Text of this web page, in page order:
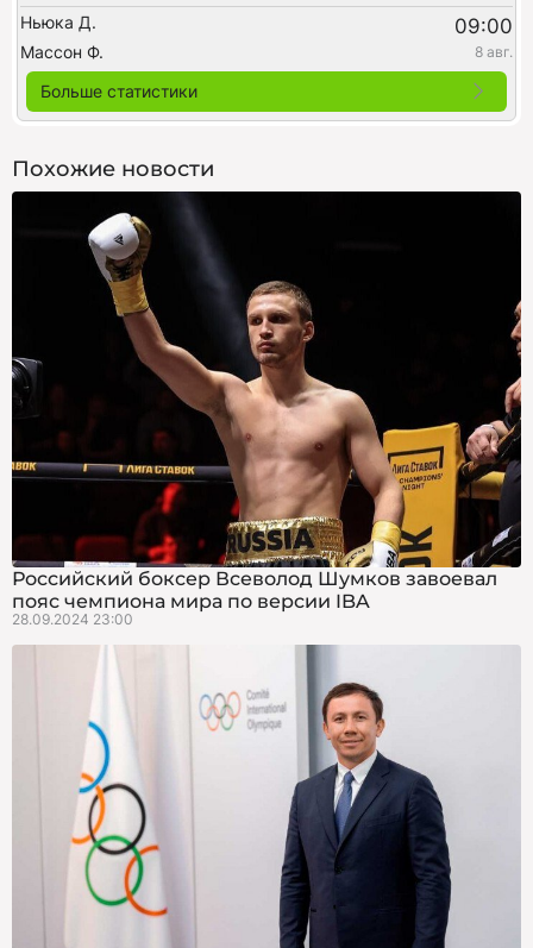
Ньюка Д. 09:00
Массон Ф. 8 авг.
Больше статистики
Похожие новости
Российский боксер Всеволод Шумков завоевал
пояс чемпиона мира по версии IBA
28.09.2024 23:00